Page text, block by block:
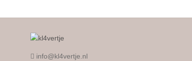
info@kl4vertje.nl